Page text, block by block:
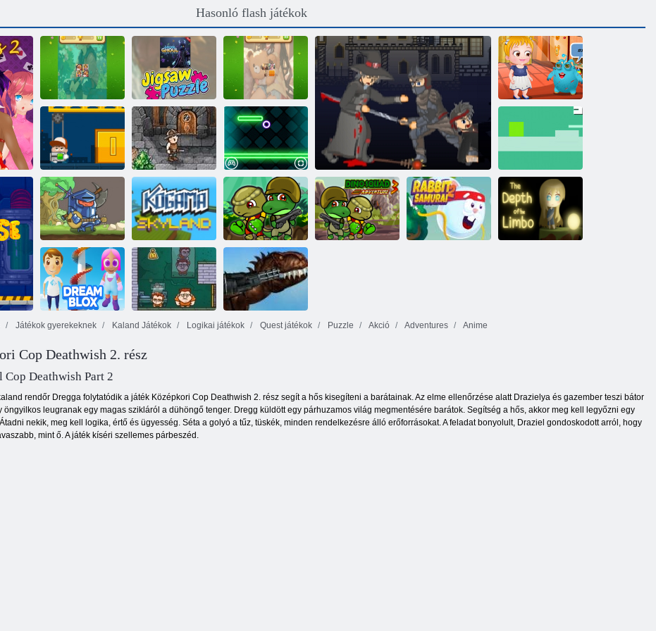
Hasonló flash játékok
Anime tigris
mérkőzés
Anime ghoul
kirakós
rejtvények
Kawaii anime
memória
mérkőzés
Baba Hazel
barátodnak
Boss szint
Shootout
Zseb RPG Földrajziugrás Gravitációs csap
Szerelmes lovag
Kogama:
Skyland
Dino csapat
kalandja
Álom Blox
Játékok gyerekeknek Kaland Játékok Logikai játékok Quest játékok Puzzle Akció Adventures Anime
Cop Deathwish 2. rész
Cop Deathwish Part 2
rendőr Dregga folytatódik a játék Középkori Cop Deathwish 2. rész segít a hős kisegíteni a barátainak. Az elme ellenőrzése alatt Drazielya és gazember teszi bátor
öngyilkos leugranak egy magas szikláról a dühöngő tenger. Dregg küldött egy párhuzamos világ megmentésére barátok. Segítség a hős, akkor meg kell legyőzni egy
nekik, meg kell logika, értő és ügyesség. Séta a golyó a tűz, tüskék, minden rendelkezésre álló erőforrásokat. A feladat bonyolult, Draziel gondoskodott arról, hogy
mint ő. A játék kíséri szellemes párbeszéd.